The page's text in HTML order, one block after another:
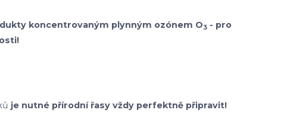
koncentrovaným plynným ozónem O3 - pro
je nutné přírodní řasy vždy perfektně připravit!